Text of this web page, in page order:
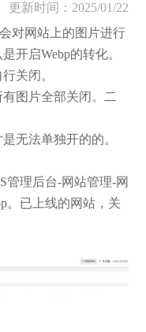
更新时间：2025/01/22
对网站上的图片进行
开启Webp的转化。
关闭。
图片全部关闭。二
无法单独开的的。
管理后台-网站管理-网
。已上线的网站，关